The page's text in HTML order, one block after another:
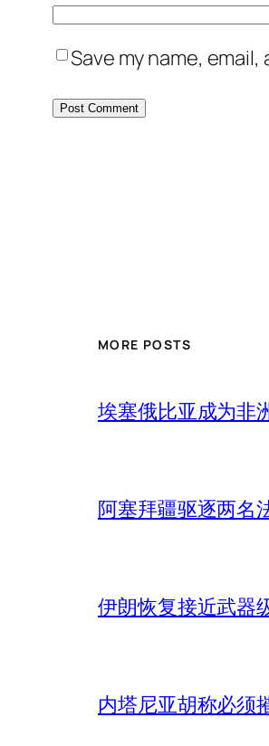
Save my name,
MORE POSTS
埃塞俄比亚成为非
阿塞拜疆驱逐两名
伊朗恢复接近武器
内塔尼亚胡称必须